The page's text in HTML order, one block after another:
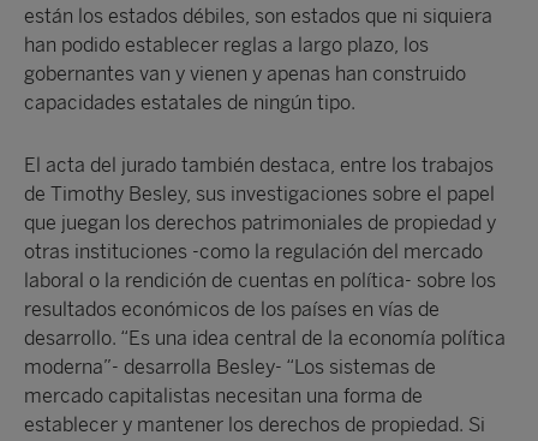
están los estados débiles, son estados que ni siquiera
han podido establecer reglas a largo plazo, los
gobernantes van y vienen y apenas han construido
capacidades estatales de ningún tipo.
El acta del jurado también destaca, entre los trabajos
de Timothy Besley, sus investigaciones sobre el papel
que juegan los derechos patrimoniales de propiedad y
otras instituciones -como la regulación del mercado
laboral o la rendición de cuentas en política- sobre los
resultados económicos de los países en vías de
desarrollo. “Es una idea central de la economía política
moderna”- desarrolla Besley- “Los sistemas de
mercado capitalistas necesitan una forma de
establecer y mantener los derechos de propiedad. Si